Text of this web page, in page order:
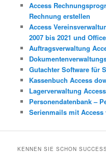
Access
Rechnung erstellen
Access
2007 bis 2021 und
Auftragsverwaltung
Gutachter Software für
Kassenbuch Access
Lagerverwaltung
Personendatenbank –
Serienmails mit Access
KENNEN SIE SCHON